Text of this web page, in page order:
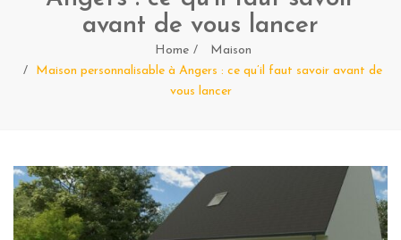
avant de vous lancer
Home
Maison
Maison personnalisable à Angers : ce qu’il faut savoir avant de
vous lancer